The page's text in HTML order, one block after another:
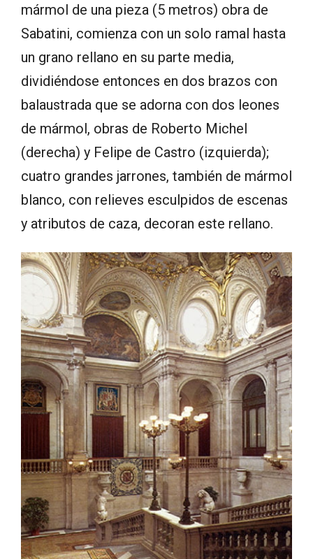
mármol de una pieza (5 metros) obra de
Sabatini, comienza con un solo ramal hasta
un grano rellano en su parte media,
dividiéndose entonces en dos brazos con
balaustrada que se adorna con dos leones
de mármol, obras de Roberto Michel
(derecha) y Felipe de Castro (izquierda);
cuatro grandes jarrones, también de mármol
blanco, con relieves esculpidos de escenas
y atributos de caza, decoran este rellano.